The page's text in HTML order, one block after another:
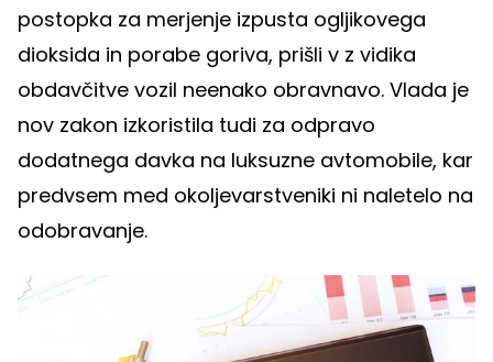
postopka za merjenje izpusta ogljikovega
dioksida in porabe goriva, prišli v z vidika
obdavčitve vozil neenako obravnavo. Vlada je
nov zakon izkoristila tudi za odpravo
dodatnega davka na luksuzne avtomobile, kar
predvsem med okoljevarstveniki ni naletelo na
odobravanje.